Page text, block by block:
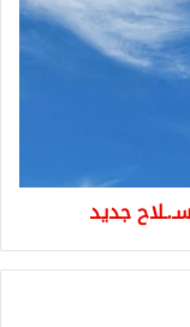
جديد